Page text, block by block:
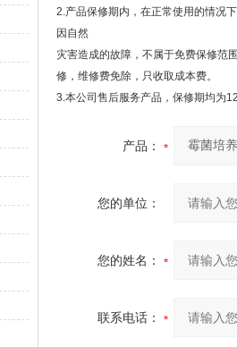
2.产品保修期内，在正常使用的情况
因自然
灾害造成的故障，不属于免费保修范
修，维修费免除，只收取成本费。
3.本公司售后服务产品，保修期均为
产品：
您的单位：
您的姓名：
联系电话：